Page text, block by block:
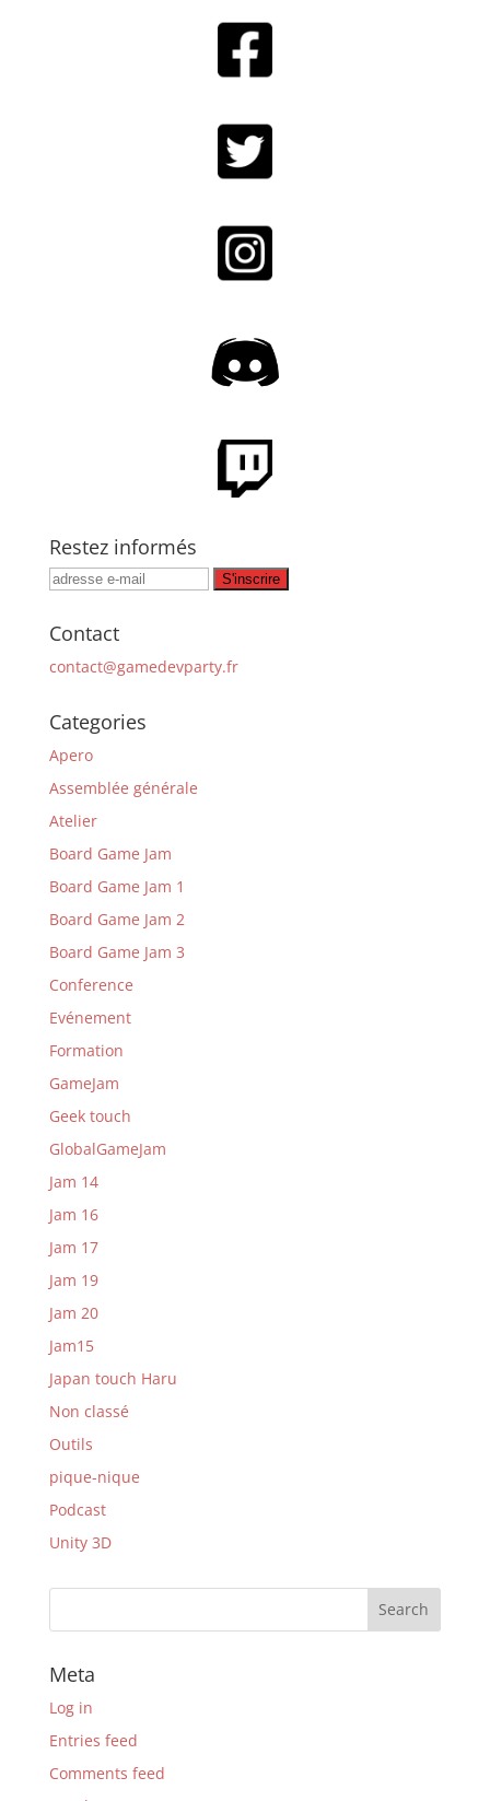
Restez informés
Contact
contact@gamedevparty.fr
Categories
Apero
Assemblée générale
Atelier
Board Game Jam
Board Game Jam 1
Board Game Jam 2
Board Game Jam 3
Conference
Evénement
Formation
GameJam
Geek touch
GlobalGameJam
Jam 14
Jam 16
Jam 17
Jam 19
Jam 20
Jam15
Japan touch Haru
Non classé
Outils
pique-nique
Podcast
Unity 3D
Meta
Log in
Entries feed
Comments feed